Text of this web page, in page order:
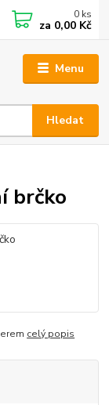
Menu
Hledat
0 ks
za 0,00 Kč
brčko
celý popis